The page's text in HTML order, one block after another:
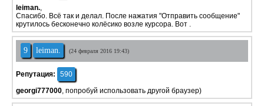
leiman.,
Спасибо. Всё так и делал. После нажатия "Отправить сообщение"
крутилось бесконечно колёсико возле курсора. Вот .
9 leiman. (24 февраля 2016 19:43)
Репутация:
590
georgi777000, попробуй использовать другой браузер)